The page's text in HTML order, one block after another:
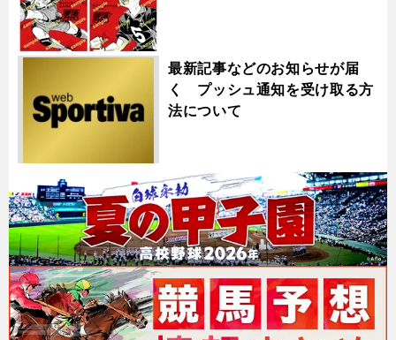
最新記事などのお知らせが届
く プッシュ通知を受け取る方
法について